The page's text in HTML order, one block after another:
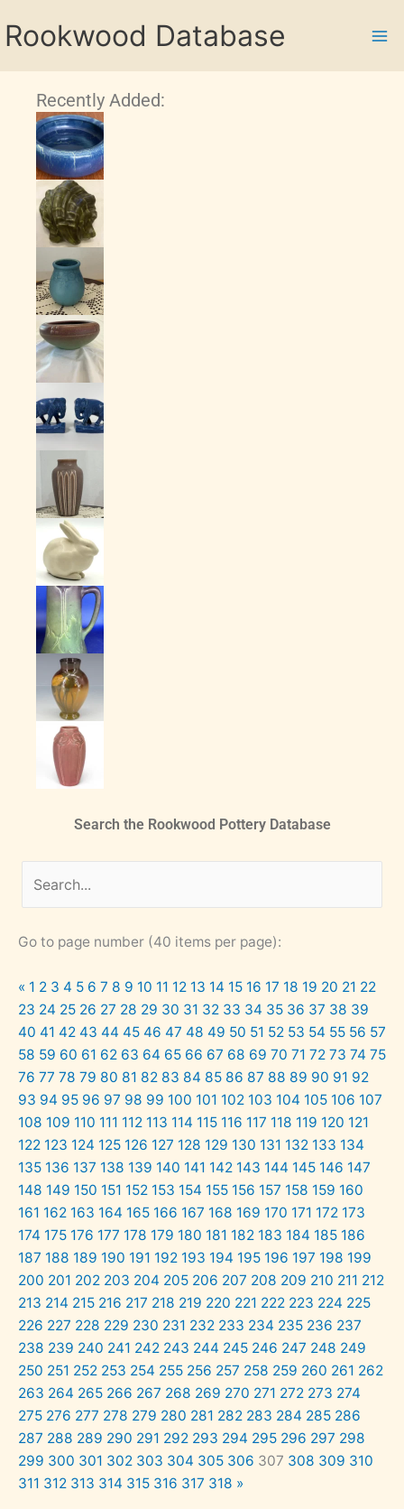
toRookwood Database
Recently Added:
Search the Rookwood Pottery Database
Go to page number (40 items per page):
« 1 2 3 4 5 6 7 8 9 10 11 12 13 14 15 16 17 18 19 20 21 22
23 24 25 26 27 28 29 30 31 32 33 34 35 36 37 38 39
40 41 42 43 44 45 46 47 48 49 50 51 52 53 54 55 56 57
58 59 60 61 62 63 64 65 66 67 68 69 70 71 72 73 74 75
76 77 78 79 80 81 82 83 84 85 86 87 88 89 90 91 92
93 94 95 96 97 98 99 100 101 102 103 104 105 106 107
108 109 110 111 112 113 114 115 116 117 118 119 120 121
122 123 124 125 126 127 128 129 130 131 132 133 134
135 136 137 138 139 140 141 142 143 144 145 146 147
148 149 150 151 152 153 154 155 156 157 158 159 160
161 162 163 164 165 166 167 168 169 170 171 172 173
174 175 176 177 178 179 180 181 182 183 184 185 186
187 188 189 190 191 192 193 194 195 196 197 198 199
200 201 202 203 204 205 206 207 208 209 210 211 212
213 214 215 216 217 218 219 220 221 222 223 224 225
226 227 228 229 230 231 232 233 234 235 236 237
238 239 240 241 242 243 244 245 246 247 248 249
250 251 252 253 254 255 256 257 258 259 260 261 262
263 264 265 266 267 268 269 270 271 272 273 274
275 276 277 278 279 280 281 282 283 284 285 286
287 288 289 290 291 292 293 294 295 296 297 298
299 300 301 302 303 304 305 306 307 308 309 310
311 312 313 314 315 316 317 318 »